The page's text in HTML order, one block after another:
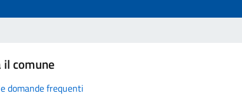
comune
domande frequenti